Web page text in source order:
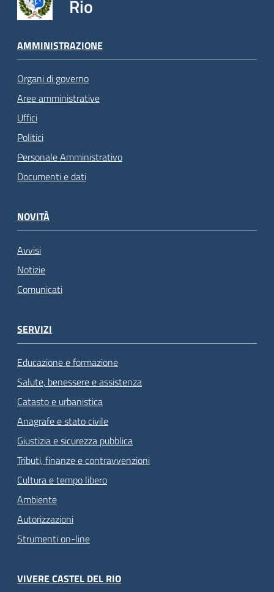
Rio
AMMINISTRAZIONE
Organi di governo
Aree amministrative
Uffici
Politici
Personale Amministrativo
Documenti e dati
NOVITÀ
Avvisi
Notizie
Comunicati
SERVIZI
Educazione e formazione
Salute, benessere e assistenza
Catasto e urbanistica
Anagrafe e stato civile
Giustizia e sicurezza pubblica
Tributi, finanze e contravvenzioni
Cultura e tempo libero
Ambiente
Autorizzazioni
Strumenti on-line
VIVERE CASTEL DEL RIO